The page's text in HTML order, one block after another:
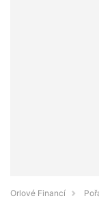
Orlové Financí